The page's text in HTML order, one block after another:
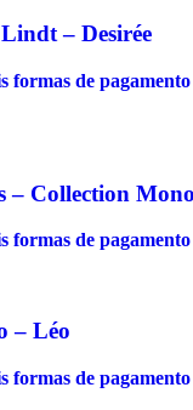
– Desirée
formas de pagamento
– Collection
formas de pagamento
– Léo
formas de pagamento